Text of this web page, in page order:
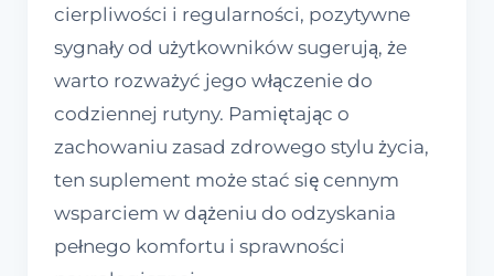
cierpliwości i regularności, pozytywne
sygnały od użytkowników sugerują, że
warto rozważyć jego włączenie do
codziennej rutyny. Pamiętając o
zachowaniu zasad zdrowego stylu życia,
ten suplement może stać się cennym
wsparciem w dążeniu do odzyskania
pełnego komfortu i sprawności